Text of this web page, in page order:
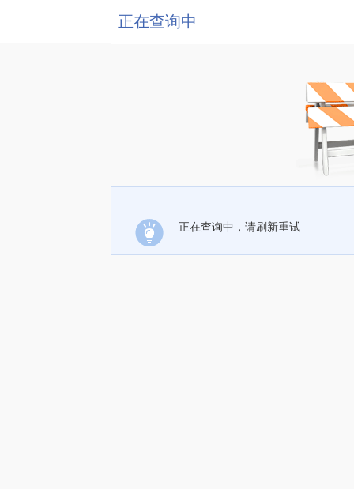
正在查询中
正在查询中，请刷新重试